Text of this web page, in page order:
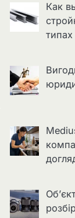
Как
типах